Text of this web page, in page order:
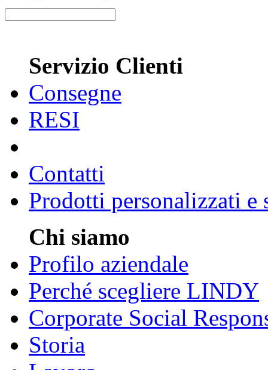
Servizio Clienti
Consegne
RESI
Contatti
Prodotti personalizzati e
Chi siamo
Profilo aziendale
Perché scegliere LINDY
Corporate Social
Storia